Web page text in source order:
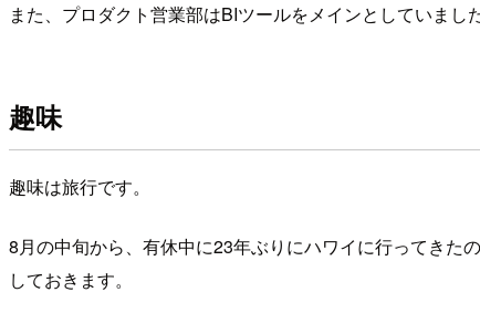
また、プロダクト営業部はBIツールをメインとしていま
趣味
趣味は旅行です。
8月の中旬から、有休中に23年ぶりにハワイに行ってきた
しておきます。